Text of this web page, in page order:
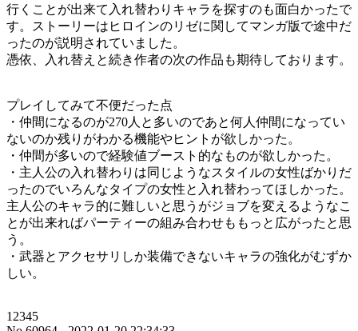
行くことが出来て入れ替わりキャラを探すのも面白かったで
す。ストーリーはヒロインのリゼに関してマンガ版で途中だ
ったのが説明されていました。
憑依、入れ替えと続き作者の次の作品も期待しております。
プレイしてみて不便だった点
・仲間になるのが270人と多いのであと何人仲間になってい
ないのか残りがわかる機能やヒントが欲しかった。
・仲間が多いので経験値ブースト的なものが欲しかった。
・主人公の入れ替わりは同じようなスタイルの女性ばかりだ
ったのでいろんなタイプの女性と入れ替わってほしかった。
主人公のキャラ的に難しいと思うがジョブを変えるようなこ
とが出来ればパーティーの組み合わせももっと広がったと思
う。
・武器とアクセサリしか装備できないキャラの強化がむずか
しい。
12345